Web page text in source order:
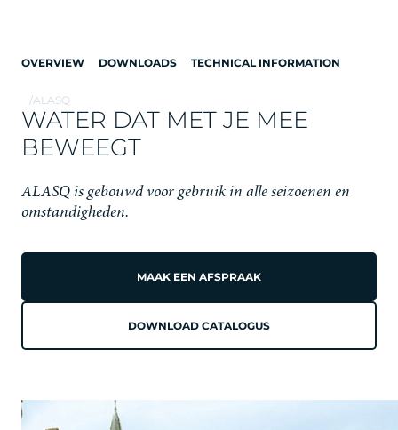
OVERVIEW DOWNLOADS TECHNICAL INFORMATION
/ALASQ
ALASQ
WATER VOOR ELK
WATER DAT MET JE MEE
BEWEEGT
ALASQ is gebouwd voor gebruik in alle seizoenen en
omstandigheden.
MAAK EEN AFSPRAAK
DOWNLOAD CATALOGUS